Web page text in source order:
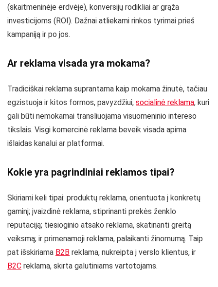
(skaitmeninėje erdvėje), konversijų rodikliai ar grąža
investicijoms (ROI). Dažnai atliekami rinkos tyrimai prieš
kampaniją ir po jos.
Ar reklama visada yra mokama?
Tradiciškai reklama suprantama kaip mokama žinutė, tačiau
egzistuoja ir kitos formos, pavyzdžiui, socialinė reklama, kuri
gali būti nemokamai transliuojama visuomeninio intereso
tikslais. Visgi komercinė reklama beveik visada apima
išlaidas kanalui ar platformai.
Kokie yra pagrindiniai reklamos tipai?
Skiriami keli tipai: produktų reklama, orientuota į konkretų
gaminį; įvaizdinė reklama, stiprinanti prekės ženklo
reputaciją; tiesioginio atsako reklama, skatinanti greitą
veiksmą; ir primenamoji reklama, palaikanti žinomumą. Taip
pat išskiriama B2B reklama, nukreipta į verslo klientus, ir
B2C reklama, skirta galutiniams vartotojams.